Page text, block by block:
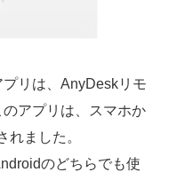
リは、AnyDeskリモ
アプリは、スマホか
れました。
のどちらでも使